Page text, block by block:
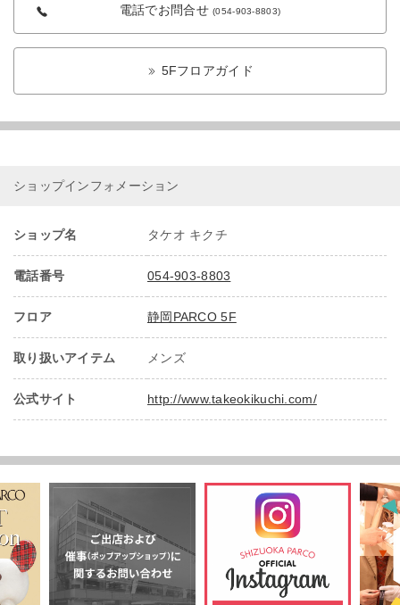
電話でお問合せ(054-903-8803)
5Fフロアガイド
ショップインフォメーション
ショップ名 タケオ キクチ
電話番号 054-903-8803
フロア 静岡PARCO 5F
取り扱いアイテム メンズ
公式サイト http://www.takeokikuchi.com/